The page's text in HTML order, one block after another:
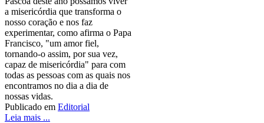
a misericórdia que transforma o
nosso coração e nos faz
experimentar, como afirma o Papa
Francisco, "um amor fiel,
tornando-o assim, por sua vez,
capaz de misericórdia" para com
todas as pessoas com as quais nos
encontramos no dia a dia de
nossas vidas.
Publicado em Editorial
Leia mais ...